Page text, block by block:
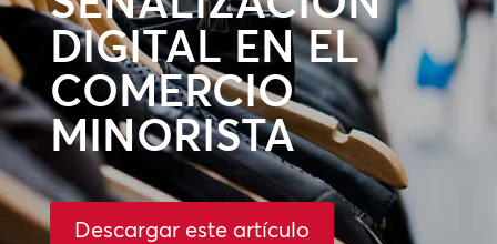
DIGITAL EN EL
COMERCIO
MINORISTA
Descargar este artículo